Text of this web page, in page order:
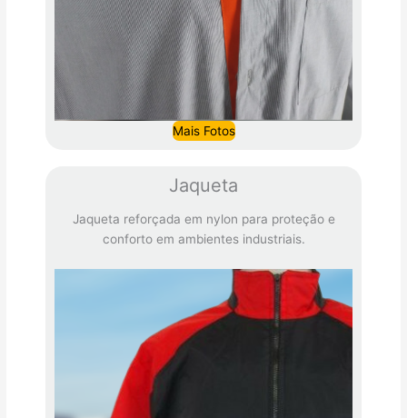
Mais Fotos
Jaqueta
Jaqueta reforçada em nylon para proteção e
conforto em ambientes industriais.